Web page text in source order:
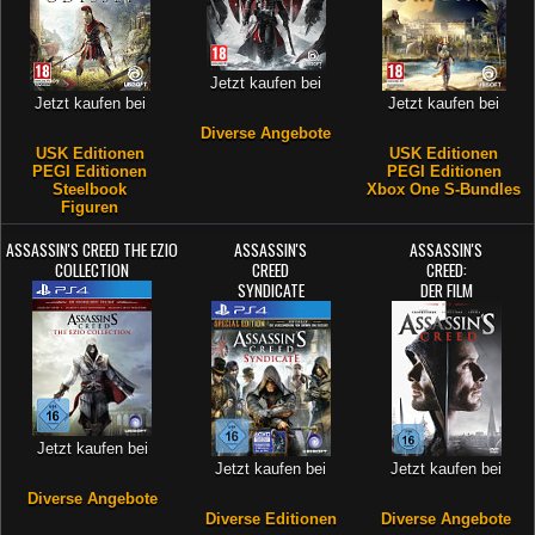
Jetzt kaufen bei
USK Editionen
PEGI Editionen
Steelbook
Figuren
Jetzt kaufen bei
Diverse Angebote
Jetzt kaufen bei
USK Editionen
PEGI Editionen
Xbox One S-Bundles
ASSASSIN'S CREED THE EZIO
COLLECTION
Jetzt kaufen bei
Diverse Angebote
ASSASSIN'S
CREED
SYNDICATE
Jetzt kaufen bei
Diverse Editionen
ASSASSIN'S
CREED:
DER FILM
Jetzt kaufen bei
Diverse Angebote